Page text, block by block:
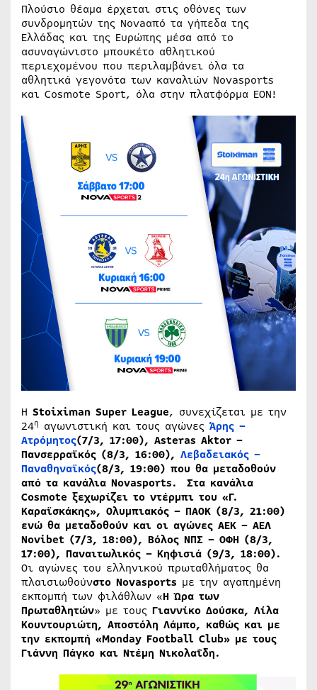
Πλούσιο θέαμα έρχεται στις οθόνες των
συνδρομητών της Novaαπό τα γήπεδα της
Ελλάδας και της Ευρώπης μέσα από το
ασυναγώνιστο μπουκέτο αθλητικού
περιεχομένου που περιλαμβάνει όλα τα
αθλητικά γεγονότα των καναλιών Novasports
και Cosmote Sport, όλα στην πλατφόρμα EON!
Η Stoiximan Super League, συνεχίζεται με την
24η αγωνιστική και τους αγώνες Άρης –
Ατρόμητος(7/3, 17:00), Asteras Aktor –
Πανσερραϊκός (8/3, 16:00), Λεβαδειακός –
Παναθηναϊκός(8/3, 19:00) που θα μεταδοθούν
από τα κανάλια Novasports. Στα κανάλια
Cosmote ξεχωρίζει το ντέρμπι του «Γ.
Καραϊσκάκης», Ολυμπιακός – ΠΑΟΚ (8/3, 21:00)
ενώ θα μεταδοθούν και οι αγώνες ΑΕΚ – ΑΕΛ
Novibet (7/3, 18:00), Βόλος ΝΠΣ – ΟΦΗ (8/3,
17:00), Παναιτωλικός – Κηφισιά (9/3, 18:00).
Οι αγώνες του ελληνικού πρωταθλήματος θα
πλαισιωθούνστο Novasports με την αγαπημένη
εκπομπή των φιλάθλων «Η Ώρα των
Πρωταθλητών» με τους Γιαννίκο Δούσκα, Λίλα
Κουντουριώτη, Αποστόλη Λάμπο, καθώς και με
την εκπομπή «Monday Football Club» με τους
Γιάννη Πάγκο και Ντέμη Νικολαΐδη.